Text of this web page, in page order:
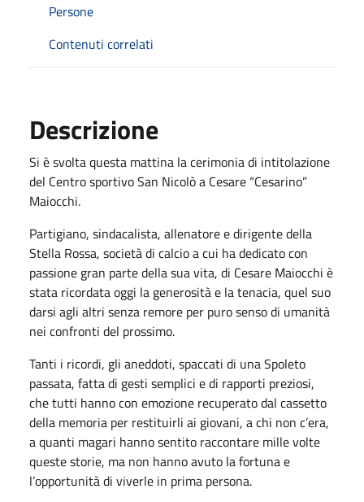
Persone
Contenuti correlati
Descrizione
Si è svolta questa mattina la cerimonia di intitolazione
del Centro sportivo San Nicolò a Cesare “Cesarino”
Maiocchi.
Partigiano, sindacalista, allenatore e dirigente della
Stella Rossa, società di calcio a cui ha dedicato con
passione gran parte della sua vita, di Cesare Maiocchi è
stata ricordata oggi la generosità e la tenacia, quel suo
darsi agli altri senza remore per puro senso di umanità
nei confronti del prossimo.
Tanti i ricordi, gli aneddoti, spaccati di una Spoleto
passata, fatta di gesti semplici e di rapporti preziosi,
che tutti hanno con emozione recuperato dal cassetto
della memoria per restituirli ai giovani, a chi non c’era,
a quanti magari hanno sentito raccontare mille volte
queste storie, ma non hanno avuto la fortuna e
l’opportunità di viverle in prima persona.